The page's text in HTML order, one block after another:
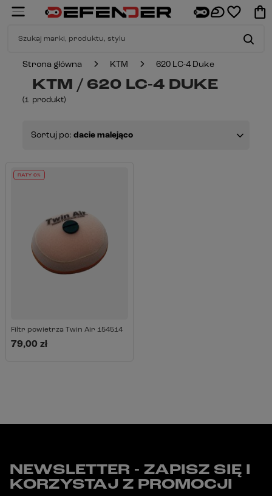
Strona główna KTM 620 LC-4 Duke
KTM / 620 LC-4 DUKE
(1 produkt)
Sortuj po: dacie malejąco
RATY 0%
Filtr powietrza Twin Air 154514
79,00 zł
NEWSLETTER - ZAPISZ SIĘ I
KORZYSTAJ Z PROMOCJI